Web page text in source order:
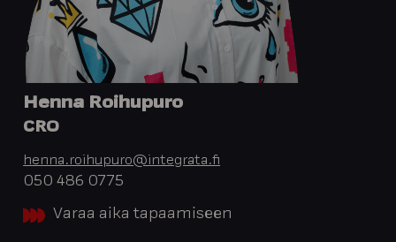
Henna Roihupuro
CRO
henna.roihupuro@integrata.fi
050 486 0775
Varaa aika tapaamiseen